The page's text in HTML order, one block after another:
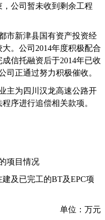
公司暂未收到剩余工程
市新津县国有资产投资经
。公司 2014年度积极配合
信托融资后于2014年已收
司正通过努力积极催收。
主为四川汉龙高速公路开
序进行追偿相关款项。
项目情况
建及已完工的BT及EPC项
单位：万元